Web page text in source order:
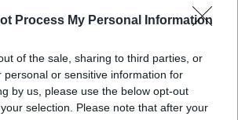
Process My Personal Information
of the sale, sharing to third parties, or
personal or sensitive information for
by us, please use the below opt-out
selection. Please note that after your